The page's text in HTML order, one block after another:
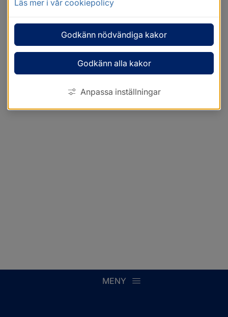
MENY
Läs mer i vår cookiepolicy
Godkänn nödvändiga kakor
Godkänn alla kakor
Anpassa inställningar